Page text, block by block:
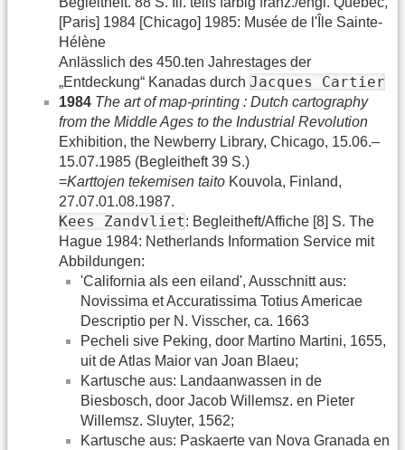
[Paris] 1984 [Chicago] 1985: Musée de l'Île Sainte-
Hélène
Anlässlich des 450.ten Jahrestages der
„Entdeckung“ Kanadas durch Jacques Cartier
1984 The art of map-printing : Dutch cartography
from the Middle Ages to the Industrial Revolution
Exhibition, the Newberry Library, Chicago, 15.06.–
15.07.1985 (Begleitheft 39 S.)
=Karttojen tekemisen taito Kouvola, Finland,
27.07.01.08.1987.
Kees Zandvliet: Begleitheft/Affiche [8] S. The
Hague 1984: Netherlands Information Service mit
Abbildungen:
'California als een eiland', Ausschnitt aus:
Novissima et Accuratissima Totius Americae
Descriptio per N. Visscher, ca. 1663
Pecheli sive Peking, door Martino Martini, 1655,
uit de Atlas Maior van Joan Blaeu;
Kartusche aus: Landaanwassen in de
Biesbosch, door Jacob Willemsz. en Pieter
Willemsz. Sluyter, 1562;
Kartusche aus: Paskaerte van Nova Granada en